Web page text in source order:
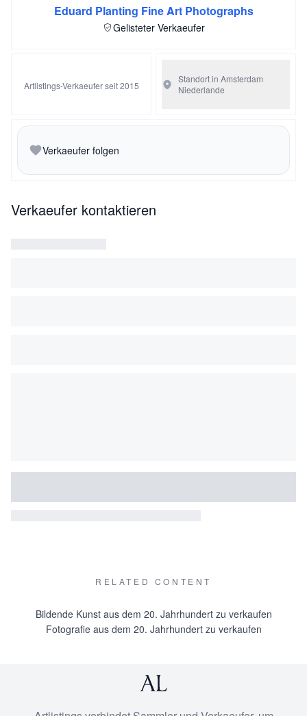
Eduard Planting Fine Art Photographs
Gelisteter Verkaeufer
Artlistings-Verkaeufer seit 2015
Standort in Amsterdam
Niederlande
Verkaeufer folgen
Verkaeufer kontaktieren
RELATED CONTENT
Bildende Kunst aus dem 20. Jahrhundert zu verkaufen
Fotografie aus dem 20. Jahrhundert zu verkaufen